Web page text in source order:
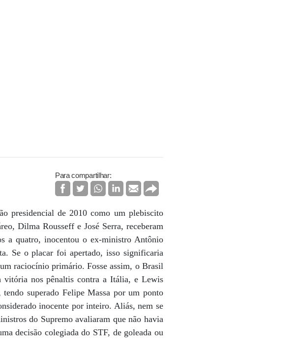
Para compartilhar:
presidencial de 2010 como um plebiscito
Dilma Rousseff e José Serra, receberam
a quatro, inocentou o ex-ministro Antônio
Se o placar foi apertado, isso significaria
raciocínio primário. Fosse assim, o Brasil
vitória nos pênaltis contra a Itália, e Lewis
superado Felipe Massa por um ponto
inocente por inteiro. Aliás, nem se
do Supremo avaliaram que não havia
decisão colegiada do STF, de goleada ou